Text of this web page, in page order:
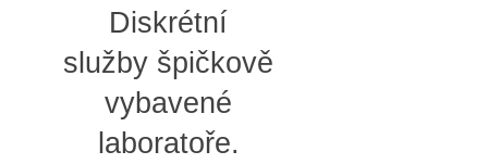
Diskrétní
služby špičkově
vybavené
laboratoře.